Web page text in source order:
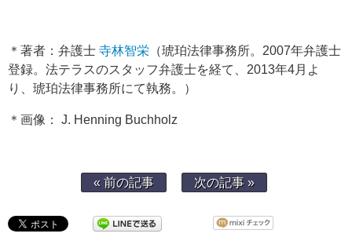
＊著者：弁護士 寺林智栄 （琥珀法律事務所。2007年弁護士
登録。法テラスのスタッフ弁護士を経て、2013年4月よ
り、琥珀法律事務所にて執務。）
＊画像： J. Henning Buchholz
« 前の記事 次の記事 »